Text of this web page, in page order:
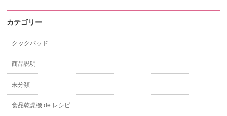
カテゴリー
クックパッド
商品説明
未分類
食品乾燥機 de レシピ